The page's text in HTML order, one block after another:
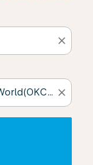
close
close